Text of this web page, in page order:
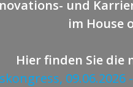
und
im House
Hier finden Sie die